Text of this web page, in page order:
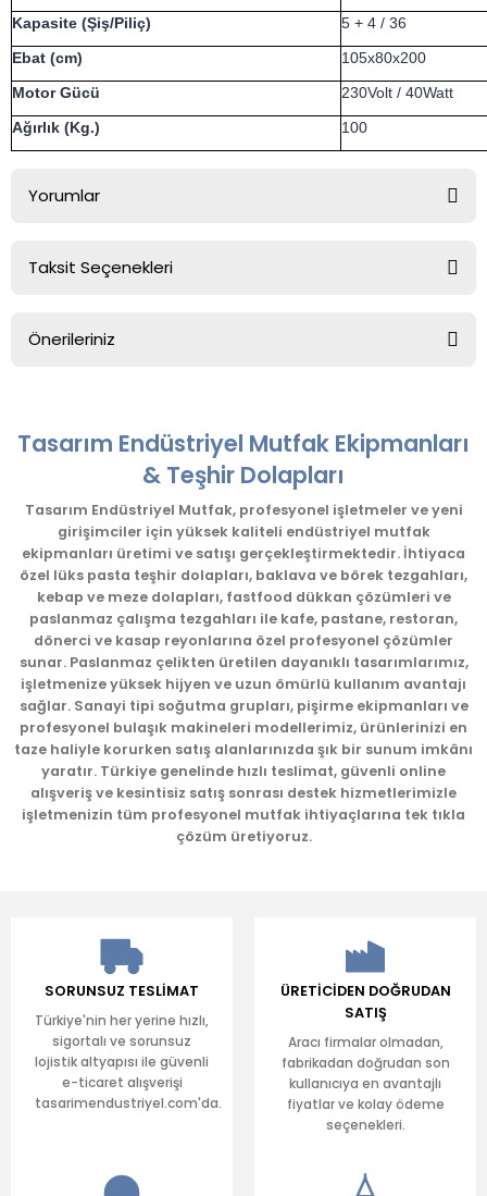
Kapasite (Şiş/Piliç)
5 + 4 / 36
Ebat (cm)
105x80x200
Motor Gücü
230Volt / 40Watt
Ağırlık (Kg.)
100
Yorumlar
Taksit Seçenekleri
Önerileriniz
kullanarak tarafımıza iletebilirsiniz.
Görüş ve önerileriniz için teşekkür ederiz.
Ürün resmi kalitesiz, bozuk veya görüntülenemiyor.
Ürün açıklamasında eksik bilgiler bulunuyor.
Ürün bilgilerinde hatalar bulunuyor.
Ürün fiyatı diğer sitelerden daha pahalı.
Bu ürüne benzer farklı alternatifler olmalı.
Gönder
Tasarım Endüstriyel Mutfak Ekipmanları
& Teşhir Dolapları
Tasarım Endüstriyel Mutfak, profesyonel işletmeler ve yeni
girişimciler için yüksek kaliteli endüstriyel mutfak
ekipmanları üretimi ve satışı gerçekleştirmektedir. İhtiyaca
özel lüks pasta teşhir dolapları, baklava ve börek tezgahları,
kebap ve meze dolapları, fastfood dükkan çözümleri ve
paslanmaz çalışma tezgahları ile kafe, pastane, restoran,
dönerci ve kasap reyonlarına özel profesyonel çözümler
sunar. Paslanmaz çelikten üretilen dayanıklı tasarımlarımız,
işletmenize yüksek hijyen ve uzun ömürlü kullanım avantajı
sağlar. Sanayi tipi soğutma grupları, pişirme ekipmanları ve
profesyonel bulaşık makineleri modellerimiz, ürünlerinizi en
taze haliyle korurken satış alanlarınızda şık bir sunum imkânı
yaratır. Türkiye genelinde hızlı teslimat, güvenli online
alışveriş ve kesintisiz satış sonrası destek hizmetlerimizle
işletmenizin tüm profesyonel mutfak ihtiyaçlarına tek tıkla
çözüm üretiyoruz.
SORUNSUZ TESLİMAT
Türkiye'nin her yerine hızlı,
sigortalı ve sorunsuz
lojistik altyapısı ile güvenli
e-ticaret alışverişi
tasarimendustriyel.com'da.
ÜRETİCİDEN DOĞRUDAN
SATIŞ
Aracı firmalar olmadan,
fabrikadan doğrudan son
kullanıcıya en avantajlı
fiyatlar ve kolay ödeme
seçenekleri.